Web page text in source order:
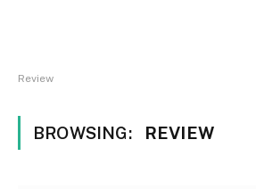
Review
BROWSING: REVIEW